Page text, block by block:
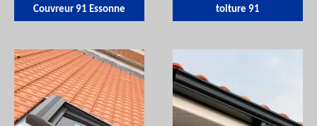
Couvreur 91 Essonne
toiture 91